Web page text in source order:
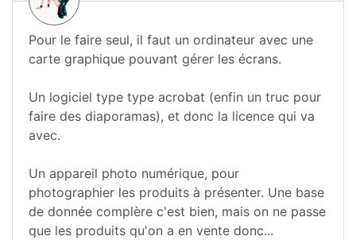
Pour le faire seul, il faut un ordinateur avec une
carte graphique pouvant gérer les écrans.
Un logiciel type type acrobat (enfin un truc pour
faire des diaporamas), et donc la licence qui va
avec.
Un appareil photo numérique, pour
photographier les produits à présenter. Une base
de donnée complère c'est bien, mais on ne passe
que les produits qu'on a en vente donc...